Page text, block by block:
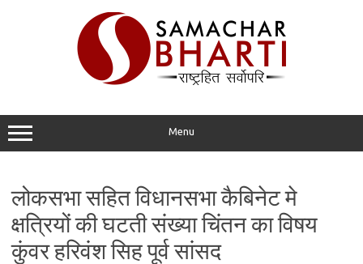
Menu
लोकसभा सहित विधानसभा कैबिनेट मे
क्षत्रियों की घटती संख्या चिंतन का विषय
कुंवर हरिवंश सिह पूर्व सांसद